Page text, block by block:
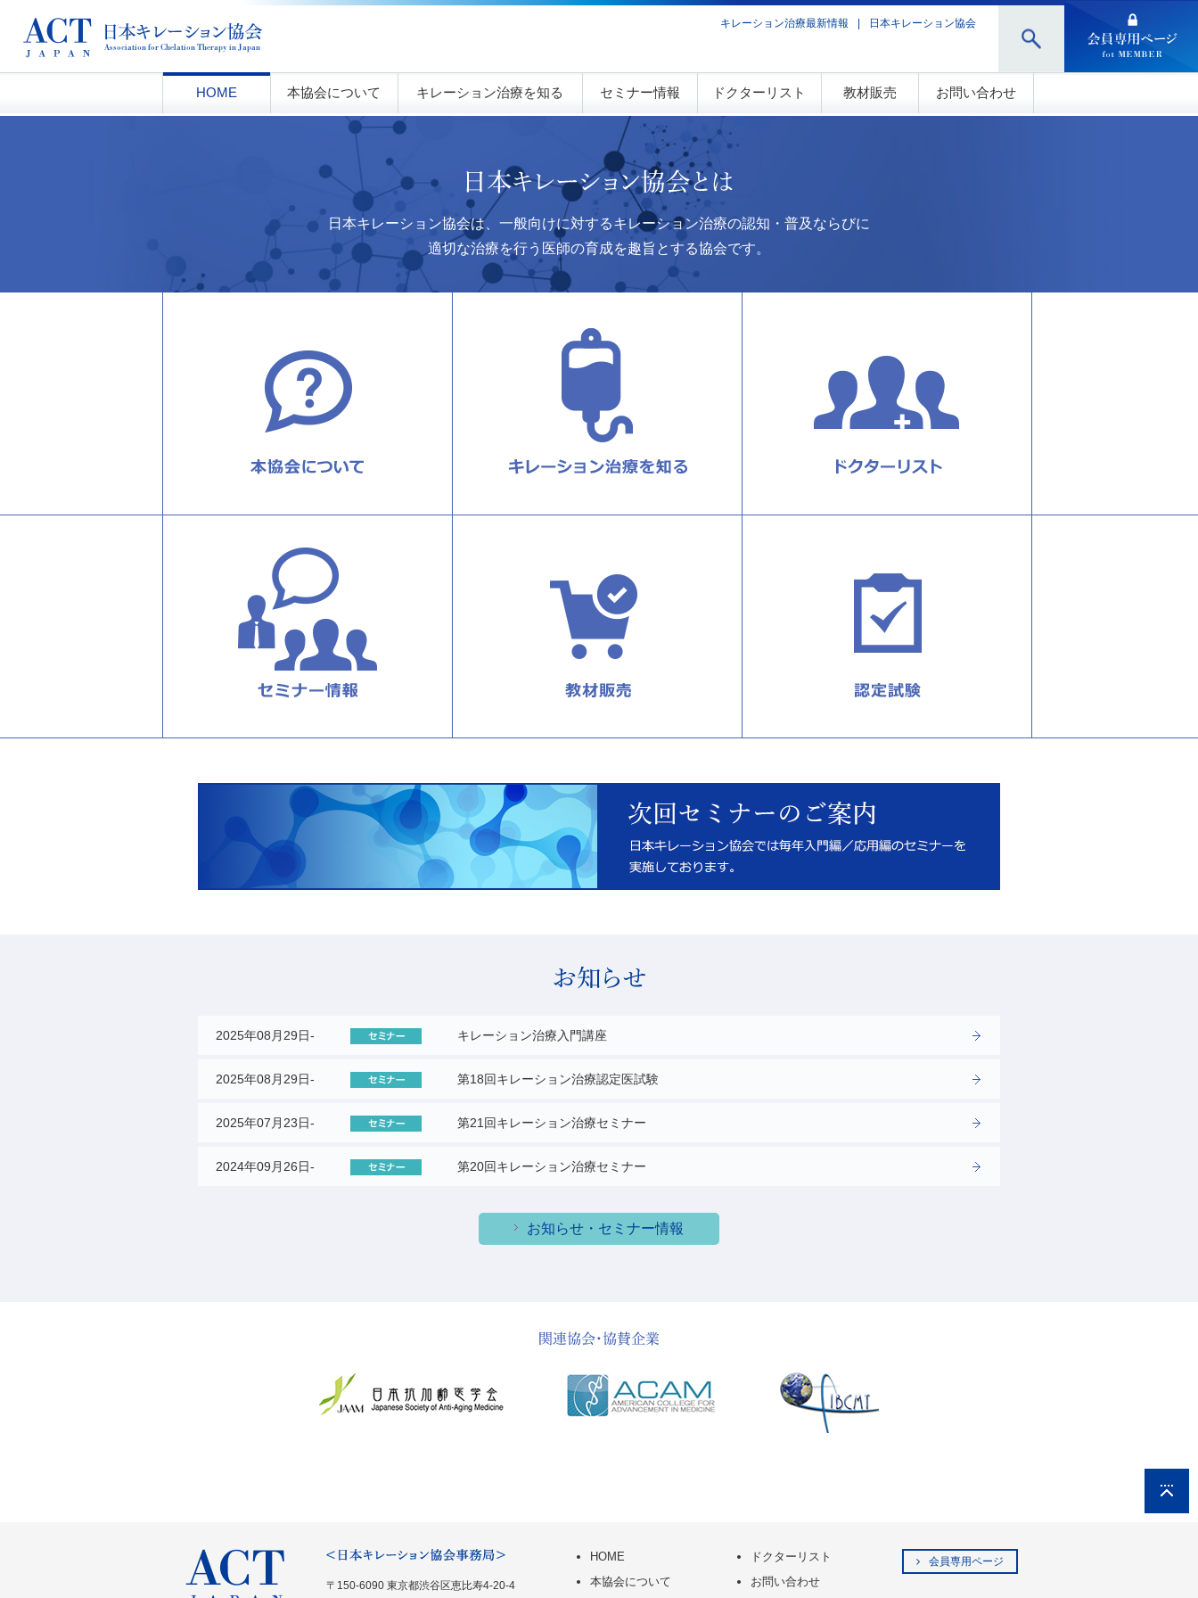
content
キレーション治療最新情報 日本キレーション協会
HOME 本協会について キレーション治療を知る セミナー情報 ドクターリスト 教材販売 お問い合わせ
日本キレーション協会は、一般向けに対するキレーション治療の認知・普及ならびに
適切な治療を行う医師の育成を趣旨とする協会です。
2025年08月29日- キレーション治療入門講座
2025年08月29日- 第18回キレーション治療認定医試験
2025年07月23日- 第21回キレーション治療セミナー
2024年09月26日- 第20回キレーション治療セミナー
お知らせ・セミナー情報
〒150-6090 東京都渋谷区恵比寿4-20-4
HOME
本協会について
ドクターリスト
お問い合わせ
会員専用ページ